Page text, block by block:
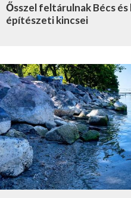
Ősszel feltárulnak Bécs
építészeti kincsei